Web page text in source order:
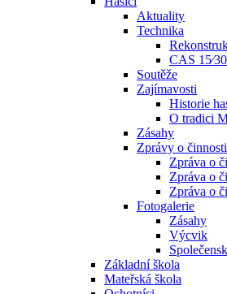
Aktuality
Technika
CAS
Soutěže
Zajímavosti
Historie
O tradici
Zásahy
Zprávy o činnosti
Zpráva o
Zpráva o
Zpráva o
Fotogalerie
Zásahy
Výcvik
Základní škola
Mateřská škola